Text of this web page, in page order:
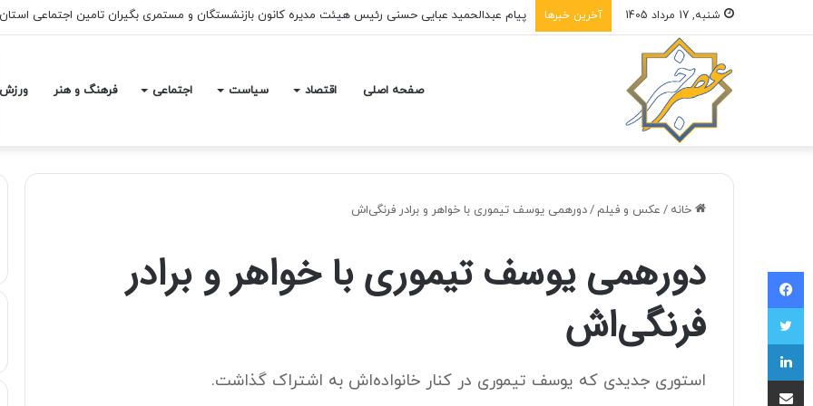
شنبه, 17 مرداد 1405 آخرین خبرها تسنیم: ربایش و قتل حمیدرضا رجب‌زاده صحت دارد
صفحه اصلی اقتصاد سیاست اجتماعی فرهنگ و هنر ورزش
خانه / عکس و فیلم /دورهمی یوسف تیموری با خواهر و برادر فرنگی‌اش
دورهمی یوسف تیموری با خواهر و برادر
فرنگی‌اش
استوری جدیدی که یوسف تیموری در کنار خانواده‌اش به اشتراک گذاشت.